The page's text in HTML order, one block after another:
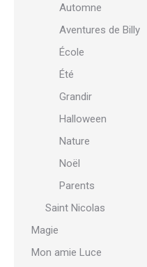
Automne
Aventures de Billy
École
Été
Grandir
Halloween
Nature
Noël
Parents
Saint Nicolas
Magie
Mon amie Luce